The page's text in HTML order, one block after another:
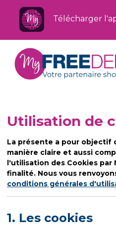
Télécharger
Utilisation de
La présente a pour objectif
manière claire et aussi
l'utilisation des Cookies par
finalité. Nous vous
conditions générales
1. Les cookies